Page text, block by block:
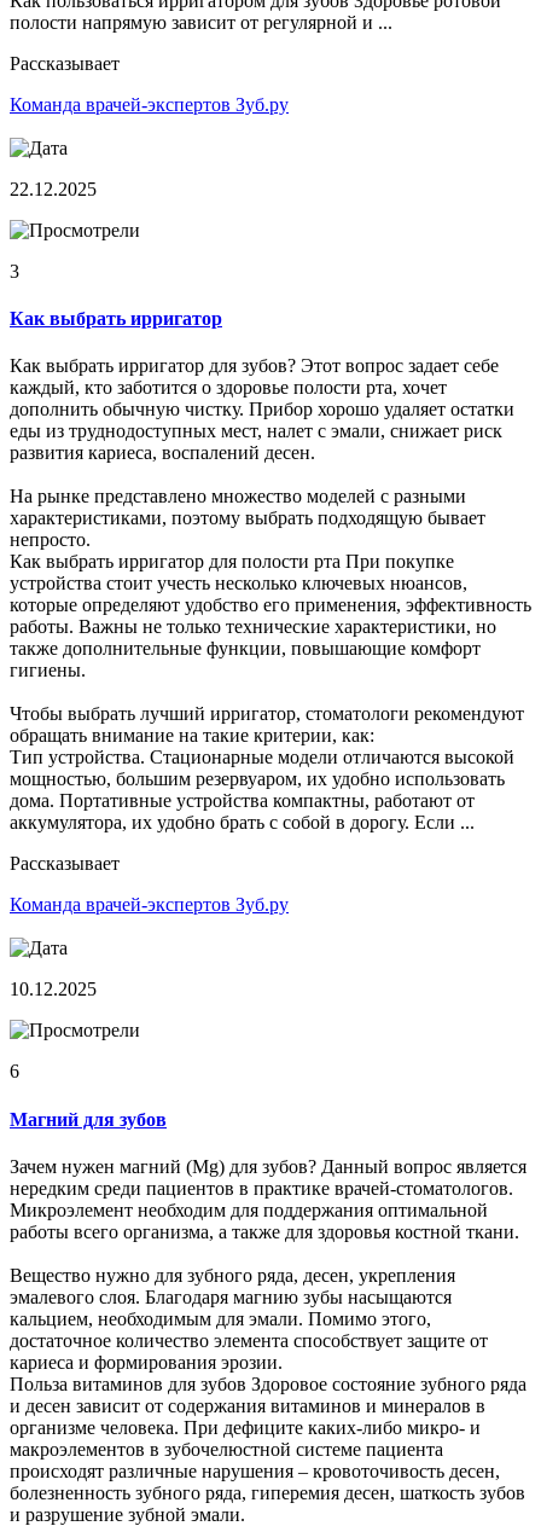
полости напрямую зависит от регулярной и ...
Рассказывает
Команда врачей-экспертов Зуб.ру
22.12.2025
3
Как выбрать ирригатор
Как выбрать ирригатор для зубов? Этот вопрос задает себе
каждый, кто заботится о здоровье полости рта, хочет
дополнить обычную чистку. Прибор хорошо удаляет остатки
еды из труднодоступных мест, налет с эмали, снижает риск
развития кариеса, воспалений десен.
На рынке представлено множество моделей с разными
характеристиками, поэтому выбрать подходящую бывает
непросто.
Как выбрать ирригатор для полости рта При покупке
устройства стоит учесть несколько ключевых нюансов,
которые определяют удобство его применения, эффективность
работы. Важны не только технические характеристики, но
также дополнительные функции, повышающие комфорт
гигиены.
Чтобы выбрать лучший ирригатор, стоматологи рекомендуют
обращать внимание на такие критерии, как:
Тип устройства. Стационарные модели отличаются высокой
мощностью, большим резервуаром, их удобно использовать
дома. Портативные устройства компактны, работают от
аккумулятора, их удобно брать с собой в дорогу. Если ...
Рассказывает
Команда врачей-экспертов Зуб.ру
10.12.2025
6
Магний для зубов
Зачем нужен магний (Mg) для зубов? Данный вопрос является
нередким среди пациентов в практике врачей-стоматологов.
Микроэлемент необходим для поддержания оптимальной
работы всего организма, а также для здоровья костной ткани.
Вещество нужно для зубного ряда, десен, укрепления
эмалевого слоя. Благодаря магнию зубы насыщаются
кальцием, необходимым для эмали. Помимо этого,
достаточное количество элемента способствует защите от
кариеса и формирования эрозии.
Польза витаминов для зубов Здоровое состояние зубного ряда
и десен зависит от содержания витаминов и минералов в
организме человека. При дефиците каких-либо микро- и
макроэлементов в зубочелюстной системе пациента
происходят различные нарушения – кровоточивость десен,
болезненность зубного ряда, гиперемия десен, шаткость зубов
и разрушение зубной эмали.